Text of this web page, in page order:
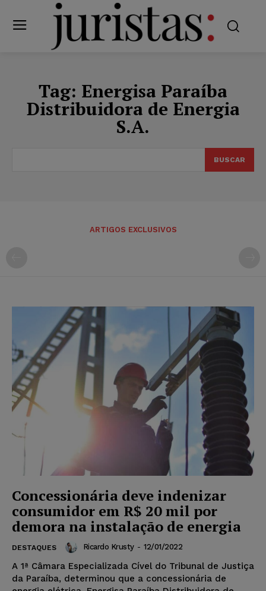
Tag: Energisa Paraíba
Distribuidora de Energia
S.A.
BUSCAR
ARTIGOS EXCLUSIVOS
Concessionária deve indenizar
consumidor em R$ 20 mil por
demora na instalação de energia
DESTAQUES Ricardo Krusty - 12/01/2022
A 1ª Câmara Especializada Cível do Tribunal de Justiça
da Paraíba, determinou que a concessionária de